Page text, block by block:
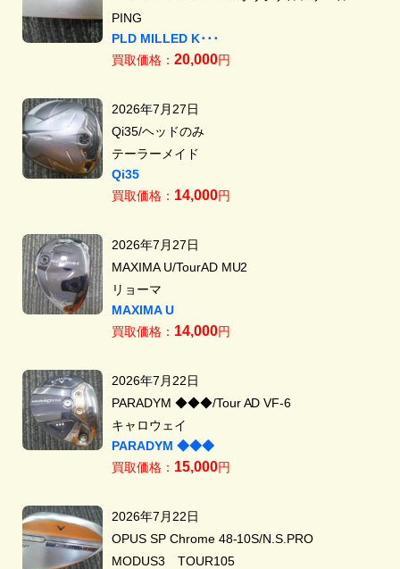
PING
PLD MILLED K･･･
買取価格： 20,000円
2026年7月27日
Qi35/ヘッドのみ
テーラーメイド
Qi35
買取価格： 14,000円
2026年7月27日
MAXIMA U/TourAD MU2
リョーマ
MAXIMA U
買取価格： 14,000円
2026年7月22日
PARADYM ◆◆◆/Tour AD VF-6
キャロウェイ
PARADYM ◆◆◆
買取価格： 15,000円
2026年7月22日
OPUS SP Chrome 48-10S/N.S.PRO
MODUS3 TOUR105